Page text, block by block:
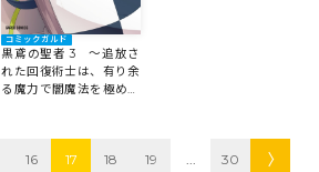
コミックガルド
黒鳶の聖者 3 ～追放さ
れた回復術士は、有り余
る魔力で闇魔法を極める
16 17 18 19 30